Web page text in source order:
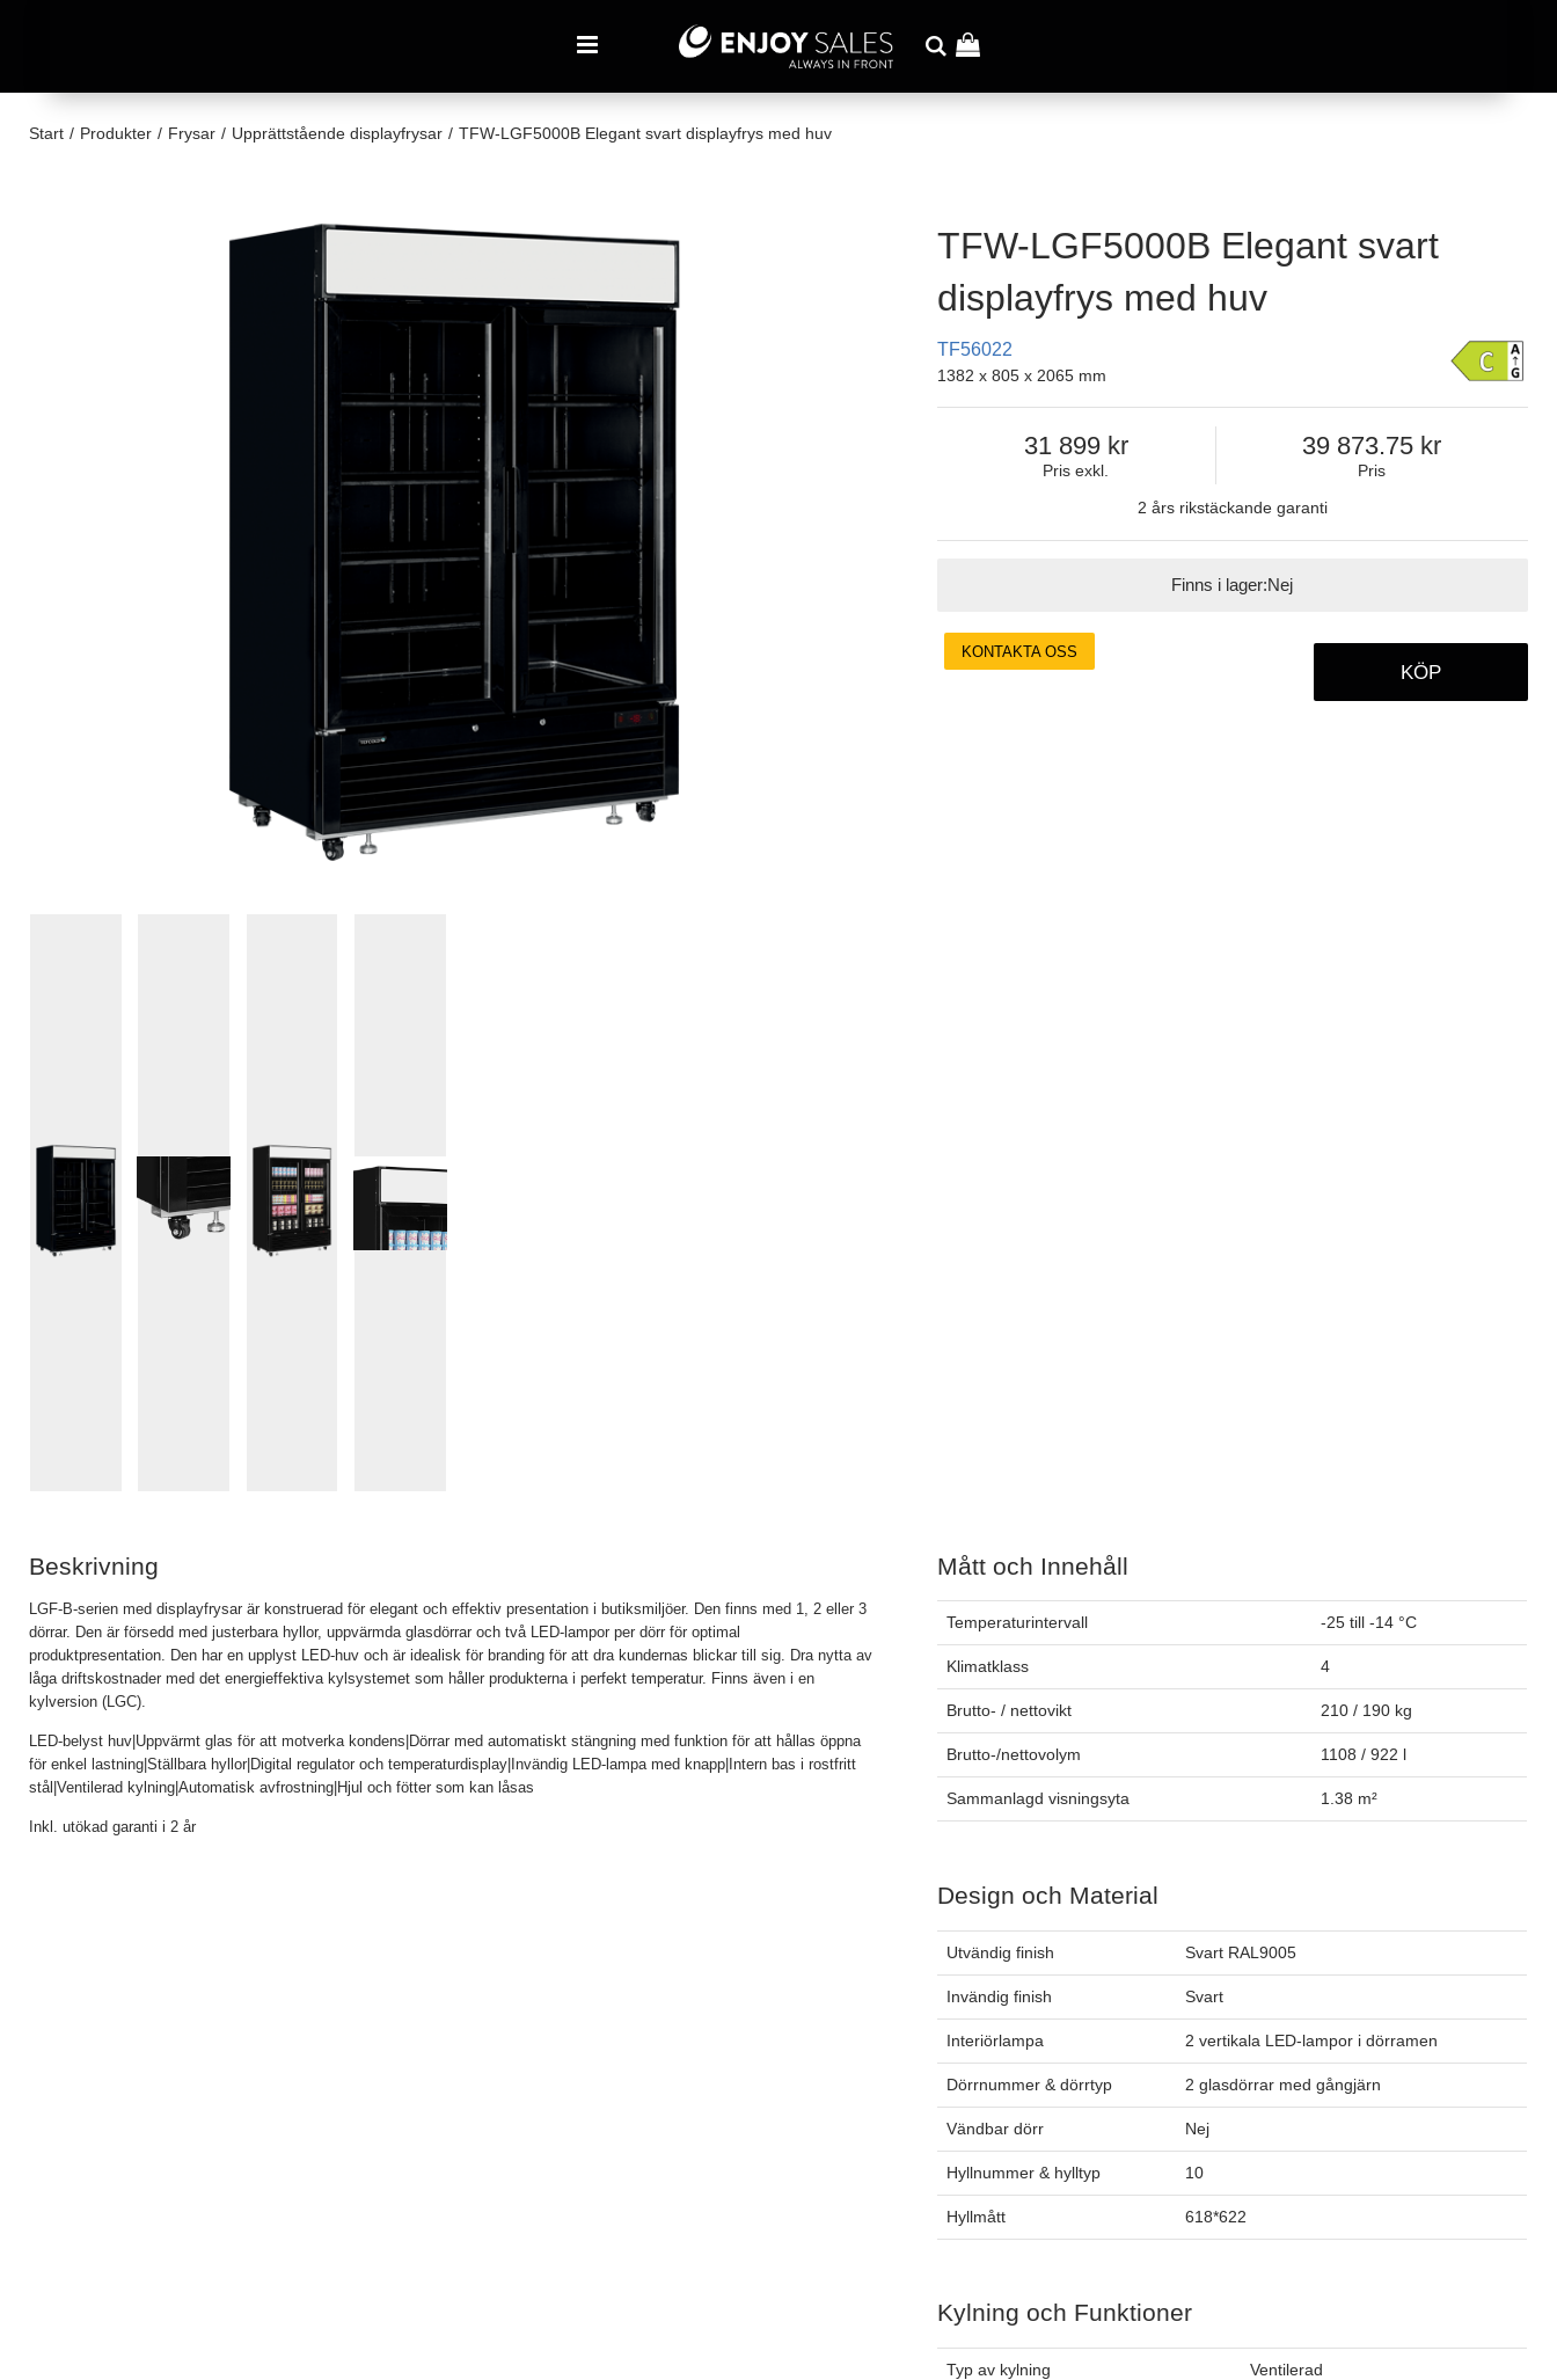
Start / Produkter / Frysar / Upprättstående displayfrysar / TFW-LGF5000B Elegant svart displayfrys med huv
TFW-LGF5000B Elegant svart
displayfrys med huv
TF56022
1382 x 805 x 2065 mm
Pris exkl.
31 899
Pris
39 873.75
2 års rikstäckande garanti
Finns i lager:Nej
KONTAKTA OSS
KÖP
Beskrivning
LGF-B-serien med displayfrysar är konstruerad för elegant och effektiv presentation i butiksmiljöer. Den finns med 1, 2 eller 3
dörrar. Den är försedd med justerbara hyllor, uppvärmda glasdörrar och två LED-lampor per dörr för optimal
produktpresentation. Den har en upplyst LED-huv och är idealisk för branding för att dra kundernas blickar till sig. Dra nytta av
låga driftskostnader med det energieffektiva kylsystemet som håller produkterna i perfekt temperatur. Finns även i en
kylversion (LGC).
LED-belyst huv|Uppvärmt glas för att motverka kondens|Dörrar med automatiskt stängning med funktion för att hållas öppna
för enkel lastning|Ställbara hyllor|Digital regulator och temperaturdisplay|Invändig LED-lampa med knapp|Intern bas i rostfritt
stål|Ventilerad kylning|Automatisk avfrostning|Hjul och fötter som kan låsas
Inkl. utökad garanti i 2 år
Mått och Innehåll
Temperaturintervall -25 till -14 °C
Klimatklass 4
Brutto- / nettovikt 210 / 190 kg
Brutto-/nettovolym 1108 / 922 l
Sammanlagd visningsyta 1.38 m²
Design och Material
Utvändig finish Svart RAL9005
Invändig finish Svart
Interiörlampa 2 vertikala LED-lampor i dörramen
Dörrnummer & dörrtyp 2 glasdörrar med gångjärn
Vändbar dörr Nej
Hyllnummer & hylltyp 10
Hyllmått 618*622
Kylning och Funktioner
Typ av kylning Ventilerad